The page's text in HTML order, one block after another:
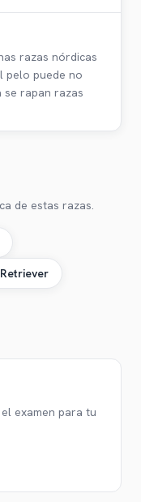
razas nórdicas
pelo puede no
se rapan razas
de estas razas.
examen para tu